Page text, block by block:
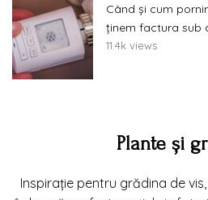
Când și cum
ținem factura sub
11.4k views
Plante și
Inspirație pentru grădina de